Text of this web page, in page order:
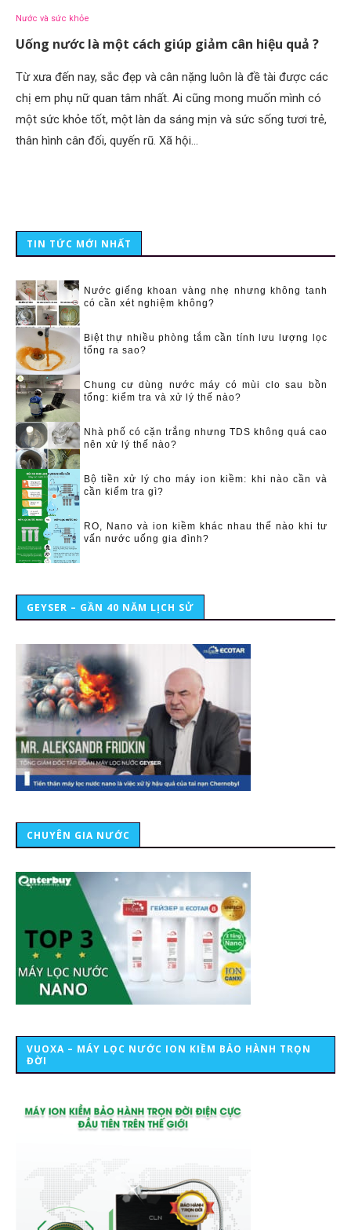
Nước và sức khỏe
Uống nước là một cách giúp giảm cân hiệu quả ?
Từ xưa đến nay, sắc đẹp và cân nặng luôn là đề tài được các
chị em phụ nữ quan tâm nhất. Ai cũng mong muốn mình có
một sức khỏe tốt, một làn da sáng mịn và sức sống tươi trẻ,
thân hình cân đối, quyến rũ. Xã hội…
TIN TỨC MỚI NHẤT
Nước giếng khoan vàng nhẹ nhưng không tanh
có cần xét nghiệm không?
Biệt thự nhiều phòng tắm cần tính lưu lượng lọc
tổng ra sao?
Chung cư dùng nước máy có mùi clo sau bồn
tổng: kiểm tra và xử lý thế nào?
Nhà phố có cặn trắng nhưng TDS không quá cao
nên xử lý thế nào?
Bộ tiền xử lý cho máy ion kiềm: khi nào cần và
cần kiểm tra gì?
RO, Nano và ion kiềm khác nhau thế nào khi tư
vấn nước uống gia đình?
GEYSER – GẦN 40 NĂM LỊCH SỬ
CHUYÊN GIA NƯỚC
VUOXA – MÁY LỌC NƯỚC ION KIỀM BẢO HÀNH TRỌN
ĐỜI